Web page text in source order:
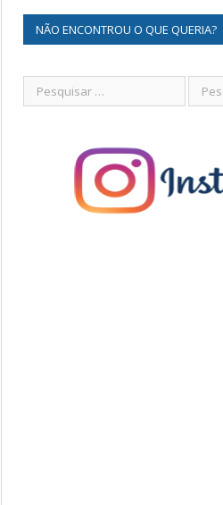
NÃO ENCONTROU O QUE QUERIA?